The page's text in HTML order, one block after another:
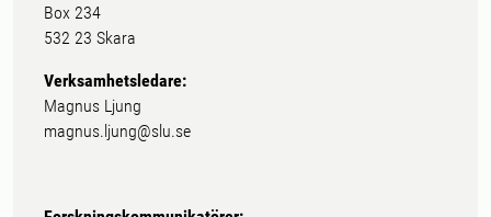
Box 234
532 23 Skara
Verksamhetsledare:
Magnus Ljung
magnus.ljung@slu.se